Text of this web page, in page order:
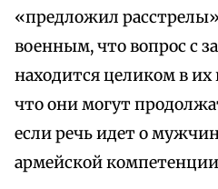
«предложил
военным, что вопрос с
находится целиком в
что они могут
если речь идет о
армейской